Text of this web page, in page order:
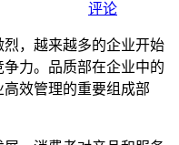
评论
，越来越多的企业开始
力。品质部在企业中的
效管理的重要组成部